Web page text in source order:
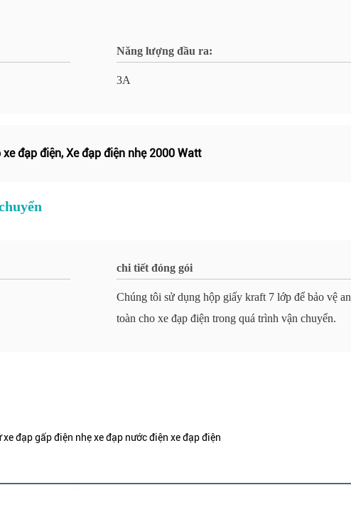
Năng lượng đầu ra:
3A
đạp điện,Xe đạp điện nhẹ 2000 Watt
chi tiết đóng gói
Chúng tôi sử dụng hộp giấy kraft 7 lớp để bảo vệ an
toàn cho xe đạp điện trong quá trình vận chuyển.
đạp gấp điện nhẹ xe đạp nước điện xe đạp điện